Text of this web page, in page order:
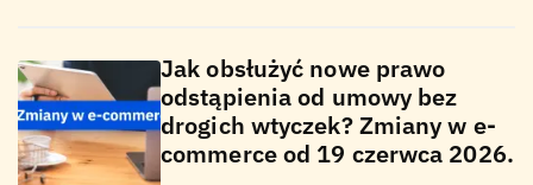
Jak obsłużyć nowe prawo
odstąpienia od umowy bez
drogich wtyczek? Zmiany w e-
commerce od 19 czerwca 2026.